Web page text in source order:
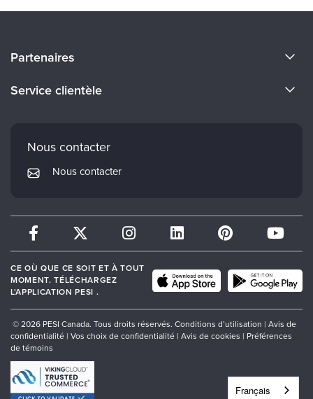
À propos de nous
Carrières
Partenaires
Certifications Evergreen
Therapist.com
Service clientèle
FAQ
Mon compte
Nous contacter
Nous contacter
CE OÙ QUE CE SOIT ET À TOUT
MOMENT. TÉLÉCHARGEZ
L'APPLICATION PESI .
© 2026 PESI Canada. Tous droits réservés. Conditions d’utilisation | Avis de
confidentialité | Vos choix de confidentialité | Avis de cookies | Préférences
de témoins
Français